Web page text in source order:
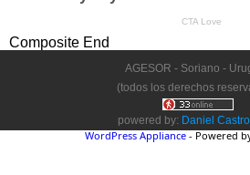
Composite End
AGESOR - Soriano -
(todos los derechos
powered by: Daniel Castro
WordPress Appliance- Powered